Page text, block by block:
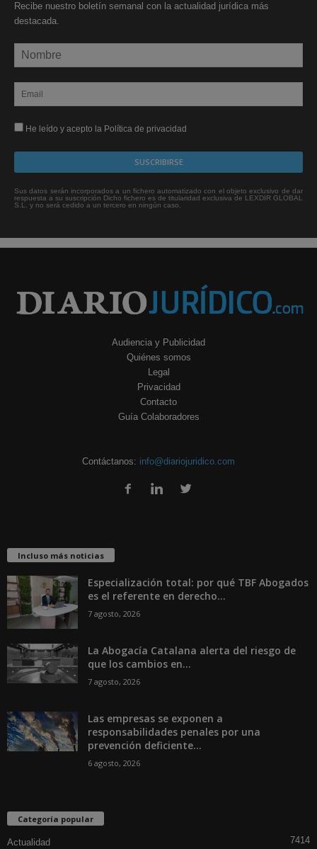
Recibe nuestro boletín semanal con la actualidad jurídica más
destacada.
He leído y acepto la Política de privacidad
Sus datos serán incorporados a un fichero automatizado con el objeto exclusivo de dar
respuesta a su suscripción Dicho fichero es de titularidad exclusiva de LEXDIR GLOBAL
S.L. y no será cedido a un tercero en ningún caso.
Audiencia y Publicidad
Quiénes somos
Legal
Privacidad
Contacto
Guía Colaboradores
Contáctanos: info@diariojuridico.com
Incluso más noticias
Especialización total: por qué TBF Abogados
es el referente en derecho...
7 agosto, 2026
La Abogacía Catalana alerta del riesgo de
que los cambios en...
7 agosto, 2026
Las empresas se exponen a
responsabilidades penales por una
prevención deficiente...
6 agosto, 2026
Categoría popular
Actualidad 7414